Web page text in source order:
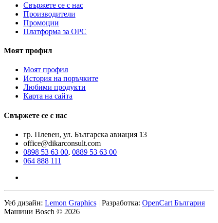
Свържете се с нас
Производители
Промоции
Платформа за ОРС
Моят профил
Моят профил
История на поръчките
Любими продукти
Карта на сайта
Свържете се с нас
гр. Плевен, ул. Българска авиация 13
office@dikarconsult.com
0898 53 63 00, 0889 53 63 00
064 888 111
Уеб дизайн: Lemon Graphics | Разработка: OpenCart България
Машини Bosch © 2026